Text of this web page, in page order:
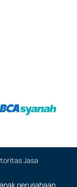
Jasa
perusahaan